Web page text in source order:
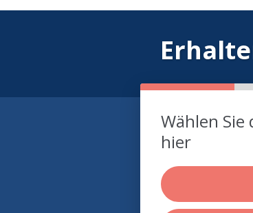
Wählen Sie
hier